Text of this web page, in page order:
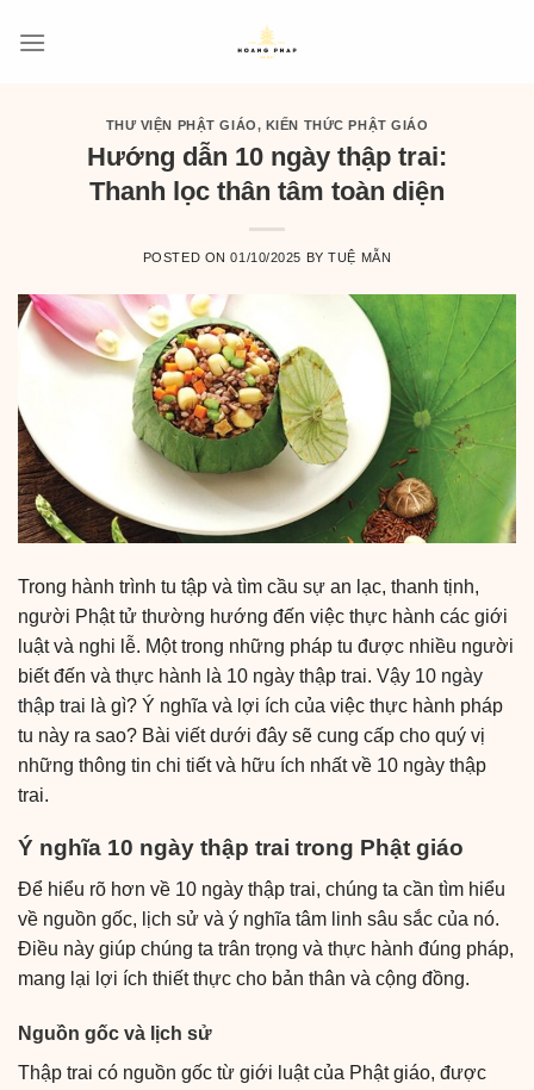
THƯ VIỆN PHẬT GIÁO, KIẾN THỨC PHẬT GIÁO
Hướng dẫn 10 ngày thập trai:
Thanh lọc thân tâm toàn diện
POSTED ON01/10/2025 BYTUỆ MẪN
Trong hành trình tu tập và tìm cầu sự an lạc, thanh tịnh,
người Phật tử thường hướng đến việc thực hành các giới
luật và nghi lễ. Một trong những pháp tu được nhiều người
biết đến và thực hành là 10 ngày thập trai. Vậy 10 ngày
thập trai là gì? Ý nghĩa và lợi ích của việc thực hành pháp
tu này ra sao? Bài viết dưới đây sẽ cung cấp cho quý vị
những thông tin chi tiết và hữu ích nhất về 10 ngày thập
trai.
Ý nghĩa 10 ngày thập trai trong Phật giáo
Để hiểu rõ hơn về 10 ngày thập trai, chúng ta cần tìm hiểu
về nguồn gốc, lịch sử và ý nghĩa tâm linh sâu sắc của nó.
Điều này giúp chúng ta trân trọng và thực hành đúng pháp,
mang lại lợi ích thiết thực cho bản thân và cộng đồng.
Nguồn gốc và lịch sử
Thập trai có nguồn gốc từ giới luật của Phật giáo, được